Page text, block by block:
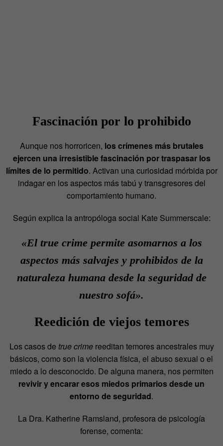
Fascinación por lo prohibido
Aunque nos horroricen, los crímenes más brutales
ejercen una irresistible fascinación por traspasar los
límites de lo permitido. Activan una curiosidad mórbida por
indagar en los aspectos más tabú y transgresores del
comportamiento humano.
Según explica la antropóloga social Kate Summerscale:
«El true crime permite asomarnos a los
aspectos más salvajes y prohibidos de la
naturaleza humana desde la seguridad de
nuestro sofá».
Reedición de viejos temores
Los casos de true crimereeditan temores ancestrales muy
básicos, como son la violencia física, el abuso sexual o el
miedo a lo desconocido. De alguna manera, nos permiten
revivir y encarar esos miedos primarios desde un
entorno de seguridad.
La Dra. Katherine Ramsland, profesora de psicología
forense, comenta: